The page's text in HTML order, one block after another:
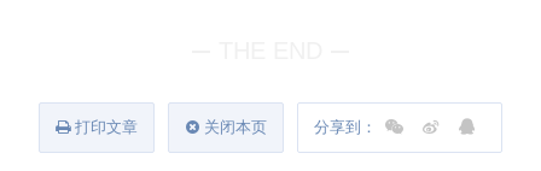
打印文章 关闭本页 分享到：